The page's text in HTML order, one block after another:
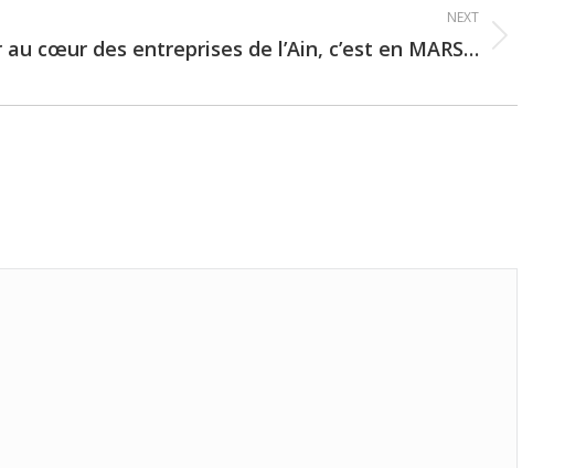
NEXT
au cœur des entreprises de l’Ain, c’est en MARS…